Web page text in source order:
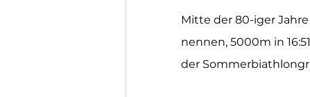
Mitte der 80-iger
nennen, 5000m in
der